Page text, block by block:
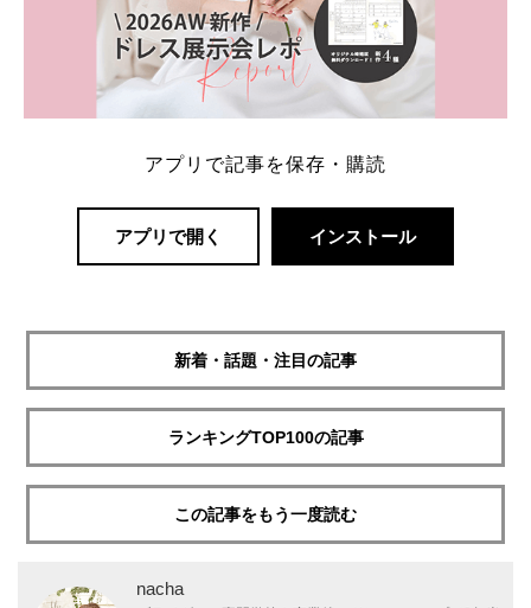
アプリで記事を保存・購読
アプリで開く インストール
新着・話題・注目の記事
ランキングTOP100の記事
この記事をもう一度読む
nacha